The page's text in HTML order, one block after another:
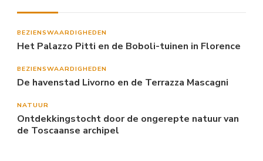
BEZIENSWAARDIGHEDEN
Het Palazzo Pitti en de Boboli-tuinen in Florence
BEZIENSWAARDIGHEDEN
De havenstad Livorno en de Terrazza Mascagni
NATUUR
Ontdekkingstocht door de ongerepte natuur van
de Toscaanse archipel